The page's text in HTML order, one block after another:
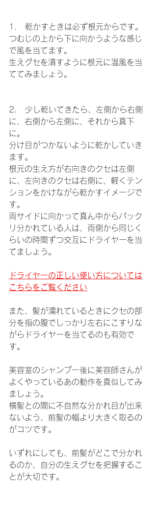
1.　乾かすときは必ず根元からです。
つむじの上から下に向かうような感じ
で風を当てます。
生えグセを潰すように根元に温風を当
ててみましょう。
2.　少し乾いてきたら、左側から右側
に、右側から左側に、それから真下
に。
分け目がつかないように乾かしていき
ます。
根元の生え方が右向きのクセは左側
に、左向きのクセは右側に、軽くテン
ションをかけながら乾かすイメージで
す。
両サイドに向かって真ん中からパック
リ分かれている人は、両側から同じく
らいの時間ずつ交互にドライヤーを当
てましょう。
ドライヤーの正しい使い方については
こちらをご覧ください
また、髪が濡れているときにクセの部
分を指の腹でしっかり左右にこすりな
がらドライヤーを当てるのも有効で
す。
美容室のシャンプー後に美容師さんが
よくやっているあの動作を真似してみ
ましょう。
横髪との間に不自然な分かれ目が出来
ないよう、前髪の幅より大きく取るの
がコツです。
いずれにしても、前髪がどこで分かれ
るのか、自分の生えグセを把握するこ
とが大切です。